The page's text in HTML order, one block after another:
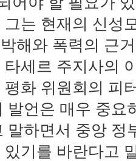
그는 현재의 신성
해와 폭력의 근
타세르 주지사의
평화 위원회의 피
발언은 매우 중요
말하면서 중앙 정
기를 바란다고